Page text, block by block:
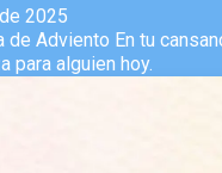
2025
de Adviento En tu
para alguien hoy.